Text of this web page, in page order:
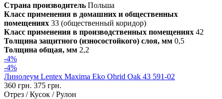
Страна производитель Польша
Класс применения в домашних и общественных
помещениях 33 (общественный коридор)
Класс применения в производственных помещениях 42
Толщина защитного (износостойкого) слоя, мм 0,5
Толщина общая, мм 2,2
-4%
-4%
Линолеум Lentex Maxima Eko Ohrid Oak 43 591-02
360 грн. 375 грн.
Отрез / Кусок / Рулон